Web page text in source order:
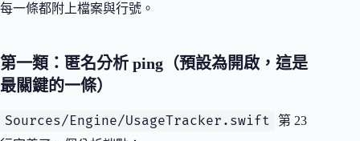
每一條都附上檔案與行號。
第一類：匿名分析 ping（預設為開啟，這是
最關鍵的一條）
Sources/Engine/UsageTracker.swift
第 23